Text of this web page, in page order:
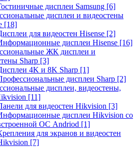
дисплеи Samsung [6]
дисплеи и видеостены
[18]
для видеостен Hisense [2]
дисплеи Hisense [16]
ЖК дисплеи и
Sharp [3]
4K и 8K Sharp [1]
дисплеи Sharp [2]
дисплеи, видеостены,
[11]
для видеостен Hikvision [3]
дисплеи Hikvision со
ОС Andriod [1]
для экранов и видеостен
[7]